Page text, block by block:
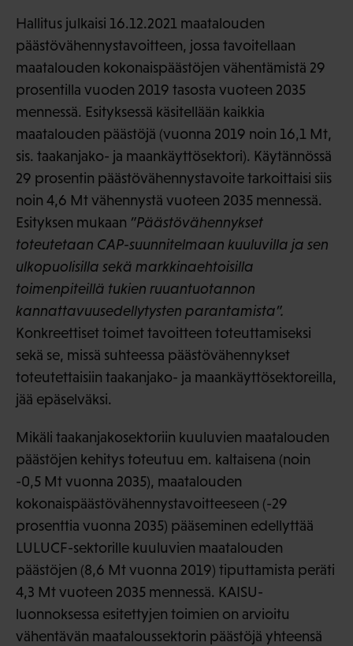
Hallitus julkaisi 16.12.2021 maatalouden
päästövähennystavoitteen, jossa tavoitellaan
maatalouden kokonaispäästöjen vähentämistä 29
prosentilla vuoden 2019 tasosta vuoteen 2035
mennessä. Esityksessä käsitellään kaikkia
maatalouden päästöjä (vuonna 2019 noin 16,1 Mt,
sis. taakanjako- ja maankäyttösektori). Käytännössä
29 prosentin päästövähennystavoite tarkoittaisi siis
noin 4,6 Mt vähennystä vuoteen 2035 mennessä.
Esityksen mukaan ”Päästövähennykset
toteutetaan CAP-suunnitelmaan kuuluvilla ja sen
ulkopuolisilla sekä markkinaehtoisilla
toimenpiteillä tukien ruuantuotannon
kannattavuusedellytysten parantamista”.
Konkreettiset toimet tavoitteen toteuttamiseksi
sekä se, missä suhteessa päästövähennykset
toteutettaisiin taakanjako- ja maankäyttösektoreilla,
jää epäselväksi.
Mikäli taakanjakosektoriin kuuluvien maatalouden
päästöjen kehitys toteutuu em. kaltaisena (noin
-0,5 Mt vuonna 2035), maatalouden
kokonaispäästövähennystavoitteeseen (-29
prosenttia vuonna 2035) pääseminen edellyttää
LULUCF-sektorille kuuluvien maatalouden
päästöjen (8,6 Mt vuonna 2019) tiputtamista peräti
4,3 Mt vuoteen 2035 mennessä. KAISU-
luonnoksessa esitettyjen toimien on arvioitu
vähentävän maataloussektorin päästöjä yhteensä